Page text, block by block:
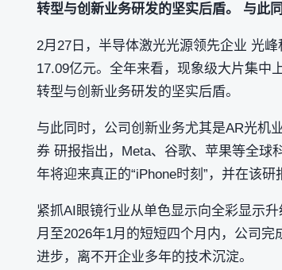
转型与创新业务研发的坚实后盾。 与此
2月27日，半导体激光光源领先企业 光
17.09亿元。全年来看，现象级大片集中
转型与创新业务研发的坚实后盾。
与此同时，公司创新业务尤其是AR光机
券 研报指出，Meta、谷歌、苹果等全球
年将迎来真正的“iPhone时刻”，并在该研
紧抓AI眼镜行业从单色显示向全彩显示
月至2026年1月的短短四个月内，公司
进步，离不开企业多年的技术沉淀。